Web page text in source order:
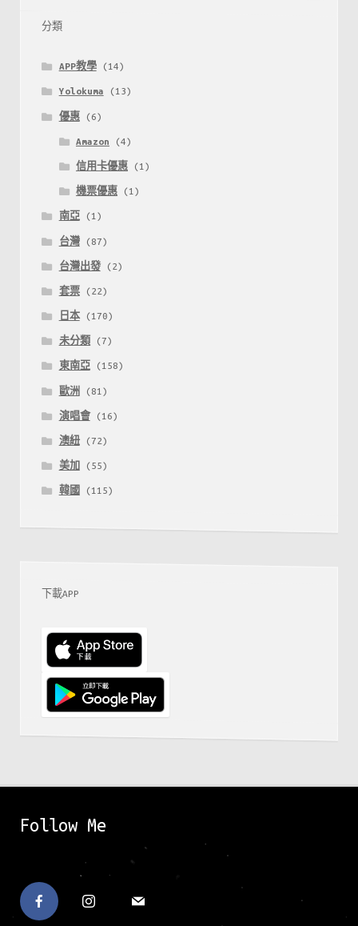
分類
APP教學(14)
Yolokuma (13)
優惠(6)
Amazon (4)
信用卡優惠(1)
機票優惠(1)
南亞 (1)
台灣(87)
台灣出發(2)
套票(22)
日本(170)
未分類 (7)
東南亞 (158)
歐洲 (81)
演唱會(16)
澳紐(72)
美加 (55)
韓國 (115)
下載APP
Follow Me